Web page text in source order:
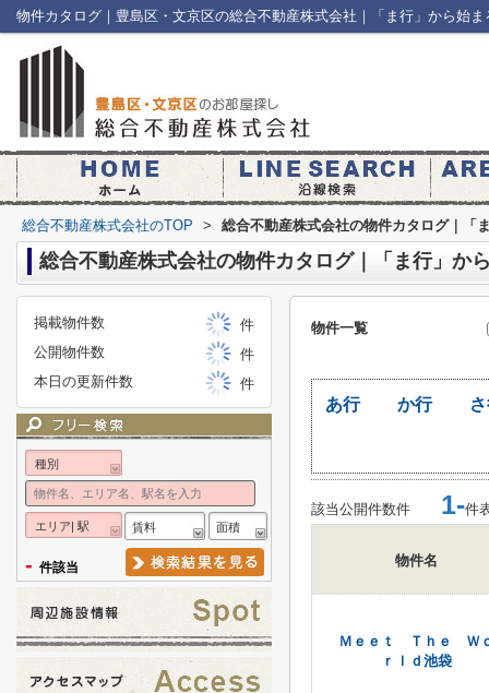
物件カタログ｜豊島区・文京区の総合不動産株式会社｜「ま行」から始ま
総合不動産株式会社のTOP > 総合不動産株式会社の物件カタログ｜「
総合不動産株式会社の物件カタログ｜「ま行」か
物件一覧
あ行 か行
該当公開件数件 1-件
物件名
Ｍｅｅｔ Ｔｈｅ Ｗ
ｒｌｄ池袋
掲載物件数
件
公開物件数
件
本日の更新件数
件
種別
エリア| 駅 賃料 面積
- 件該当